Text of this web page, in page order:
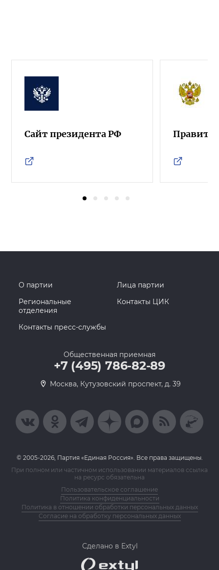
Сайт президента РФ
О партии
Лица партии
Региональные
отделения
Контакты ЦИК
Контакты пресс-службы
Общественная приемная
+7 (495) 786-82-89
Москва, Кутузовский проспект, д. 39
© 2005-2026, Партия «Единая Россия». Все права защищены.
При полном или частичном использовании материалов ссылка
на ресурс обязательна
Пользовательское соглашение
Политика конфиденциальности
Политика в отношении обработки персональных данных
Согласие на обработку персональных данных
Сделано в Extyl